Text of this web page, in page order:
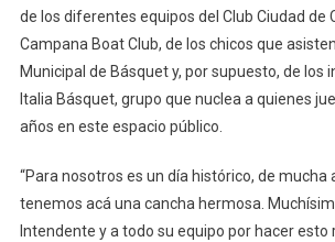
de los diferentes equipos del Club Ciudad de
Campana Boat Club, de los chicos que
Municipal de Básquet y, por supuesto, de los
Italia Básquet, grupo que nuclea a quienes
años en este espacio público.
“Para nosotros es un día histórico, de mucha
tenemos acá una cancha hermosa.
Intendente y a todo su equipo por hacer esto